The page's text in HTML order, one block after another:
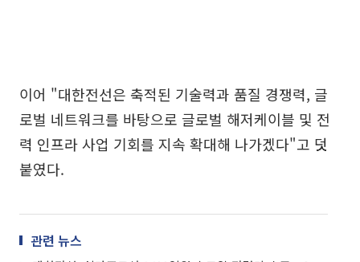
이어 "대한전선은 축적된 기술력과 품질 경쟁력, 글
로벌 네트워크를 바탕으로 글로벌 해저케이블 및 전
력 인프라 사업 기회를 지속 확대해 나가겠다"고 덧
붙였다.
관련 뉴스